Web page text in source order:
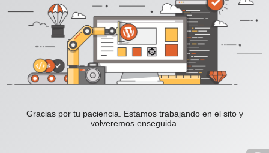
Gracias por tu paciencia. Estamos trabajando en el sito y
volveremos enseguida.